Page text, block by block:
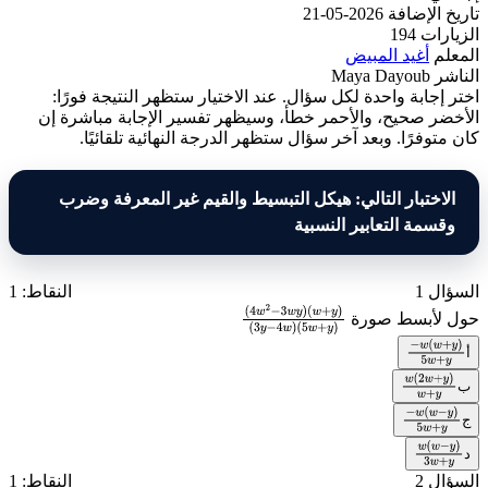
تاريخ الإضافة 2026-05-21
الزيارات 194
المعلم
أغيد المبيض
الناشر Maya Dayoub
اختر إجابة واحدة لكل سؤال. عند الاختيار ستظهر النتيجة فورًا:
الأخضر صحيح، والأحمر خطأ، وسيظهر تفسير الإجابة مباشرة إن
كان متوفرًا. وبعد آخر سؤال ستظهر الدرجة النهائية تلقائيًا.
الاختبار التالي: هيكل التبسيط والقيم غير المعرفة وضرب
وقسمة التعابير النسبية
السؤال 1
النقاط: 1
حول لأبسط صورة
(4w2−3w
−w(w+y )
5w+y
ب w(2w+y)
w+y ج −w(w−y )
5w+y
w(w−y)
السؤال 2
النقاط: 1